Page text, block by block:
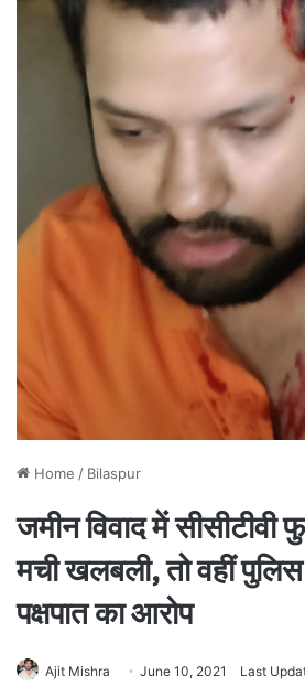
Home / Bilaspur
जमीन विवाद में
मची खलबली, तो वहीं
पक्षपात का आरोप
Ajit Mishra June 10, 2021 Last